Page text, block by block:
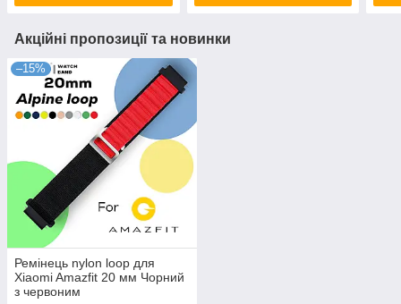
Акційні пропозиції та новинки
–15%
Ремінець nylon loop для
Xiaomi Amazfit 20 мм Чорний
з червоним